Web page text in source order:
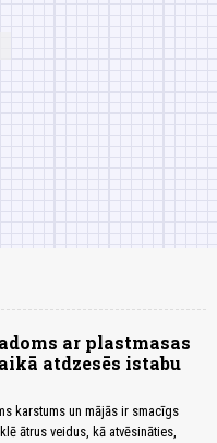
ar plastmasas
atdzesēs istabu
karstums un mājās ir smacīgs
ātrus veidus, kā atvēsināties,